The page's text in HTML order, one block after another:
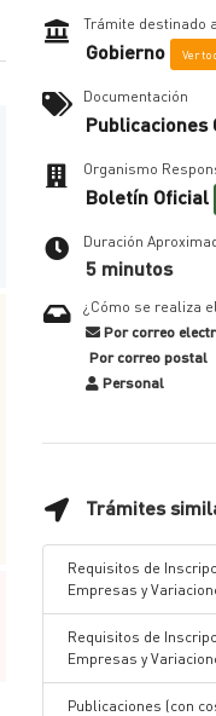
Trámite destinado a
Gobierno Ver
Documentación
Publicaciones
Organismo
Boletín Oficial
Duración
5 minutos
¿Cómo se realiza
Por correo
Por correo postal
Personal
Trámites
Requisitos de
Empresas y
Requisitos de
Empresas y
Publicaciones (con